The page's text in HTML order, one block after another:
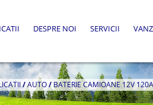
DESPRE NOI SERVICII
/AUTO/ BATERIE CAMIOANE 12V